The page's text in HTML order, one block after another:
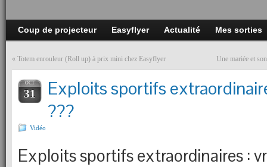
Coup de projecteur Easyflyer Actualité Mes sorties
« Totem enrouleur (Roll up) à prix mini chez Easyflyer Une mariée et
OCT
31
Exploits sportifs
???
Vidéo
Exploits sportifs extraordinaires :